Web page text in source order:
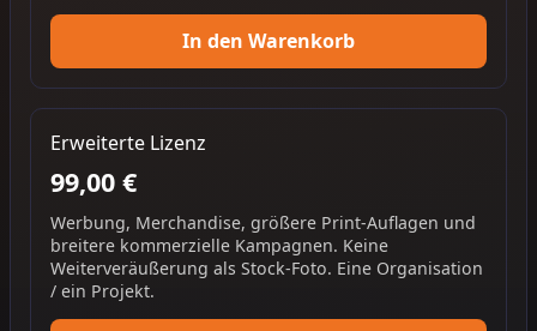
In den Warenkorb
Erweiterte Lizenz
99,00 €
Werbung, Merchandise, größere Print-Auflagen und
breitere kommerzielle Kampagnen. Keine
Weiterveräußerung als Stock-Foto. Eine Organisation
/ ein Projekt.